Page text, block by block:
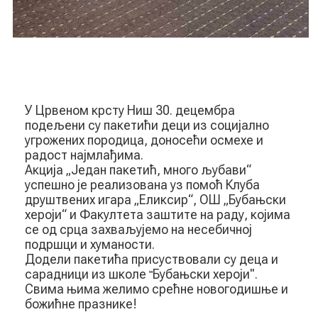
У Црвеном крсту Ниш 30. децембра
подељени су пакетићи деци из социјално
угрожених породица, доносећи осмехе и
радост најмлађима.
Акција „Један пакетић, много љубави“
успешно је реализована уз помоћ Клуба
друштвених игара „Еликсир“, ОШ „Бубањски
хероји“ и Факултета заштите на раду, којима
се од срца захваљујемо на несебичној
подршци и хуманости.
Додели пакетића присуствовали су деца и
сарадници из школе "Бубањски хероји".
Свима њима желимо срећне новогодишње и
божићне празнике!